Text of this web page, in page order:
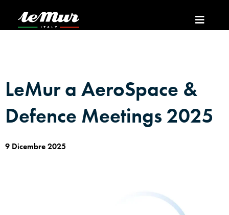
LeMur a AeroSpace &
Defence Meetings 2025
9 Dicembre 2025